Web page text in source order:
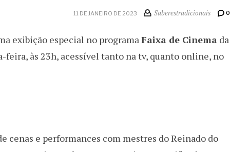
11 DE JANEIRO DE 2023 Saberestradicionais 0
exibição especial no programa Faixa de Cinema da
feira, às 23h, acessível tanto na tv, quanto online, no
cenas e performances com mestres do Reinado do